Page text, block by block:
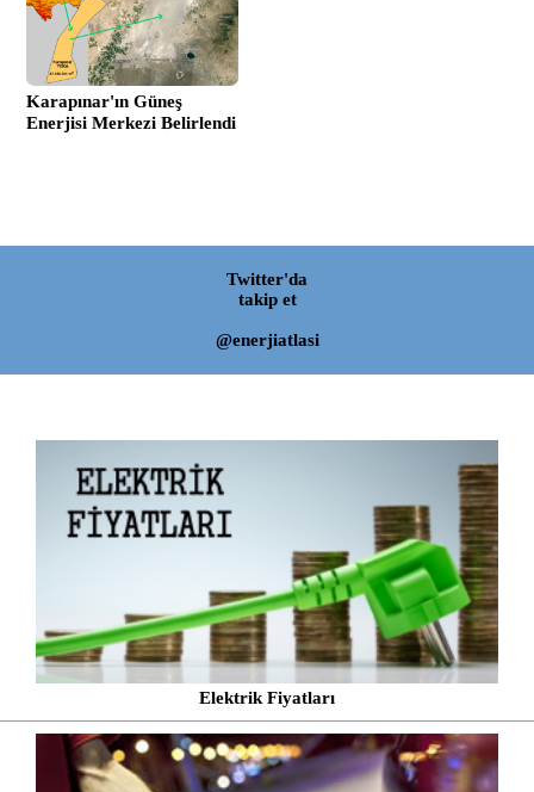
Karapınar'ın Güneş
Enerjisi Merkezi Belirlendi
Twitter'da
takip et
@enerjiatlasi
Elektrik Fiyatları